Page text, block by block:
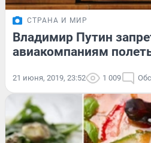
СТРАНА И МИР
Владимир Путин
авиакомпаниям
21 июня, 2019, 23:52 1 009